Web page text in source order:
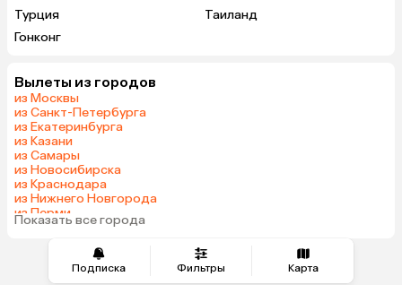
Подписка Фильтры Карта
Турция
Таиланд
Гонконг
Вылеты из городов
из Москвы
из Санкт-Петербурга
из Екатеринбурга
из Казани
из Самары
из Новосибирска
из Краснодара
из Нижнего Новгорода
из Перми
из Челябинска
Показать все города